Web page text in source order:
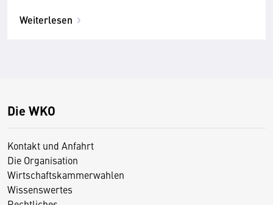
Weiterlesen
Die WKO
Kontakt und Anfahrt
Die Organisation
Wirtschaftskammerwahlen
Wissenswertes